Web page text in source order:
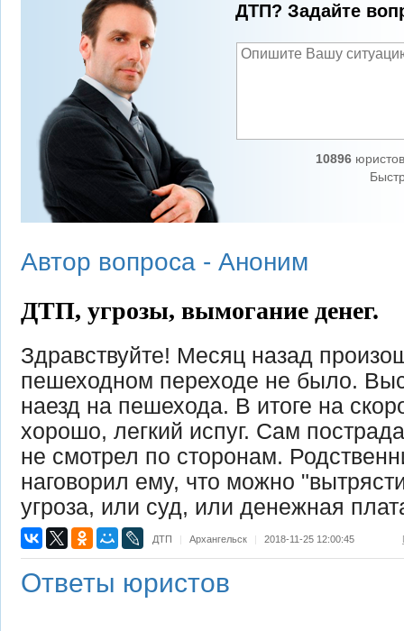
ДТП? Задайте
10896
Автор вопроса - Аноним
ДТП, угрозы, вымогание денег.
Здравствуйте! Месяц назад
пешеходном переходе не было.
наезд на пешехода. В итоге на
хорошо, легкий испуг. Сам
не смотрел по сторонам.
наговорил ему, что можно
угроза, или суд, или денежная
ДТП | Архангельск | 2018-11-25 12:00:45
Ответы юристов